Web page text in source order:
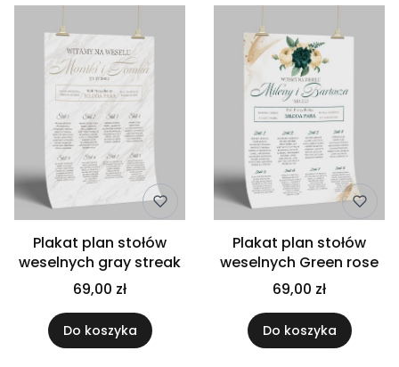
Plakat plan stołów
weselnych gray streak
69,00 zł
Do koszyka
Plakat plan stołów
weselnych Green rose
69,00 zł
Do koszyka